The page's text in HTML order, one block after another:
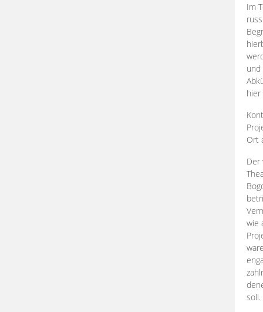
Im
und
Ort
Der
wie
zahlr
soll.